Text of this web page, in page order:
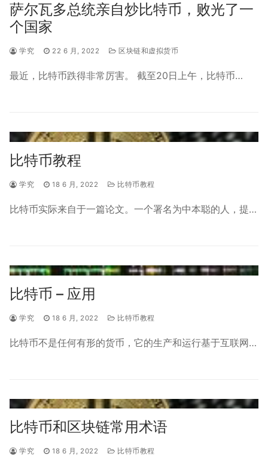
萨尔瓦多总统亲自炒比特币，败光了一
个国家
学究 22 6 月, 2022 区块链和虚拟货币
最近，比特币跌得非常厉害。 截至20日上午，比特币…
比特币教程
学究 18 6 月, 2022 比特币教程
比特币实际来自于一篇论文。一个署名为中本聪的人，提…
比特币 – 应用
学究 18 6 月, 2022 比特币教程
比特币不是任何有形的货币，它的生产和运行基于互联网…
比特币和区块链常用术语
学究 18 6 月, 2022 比特币教程